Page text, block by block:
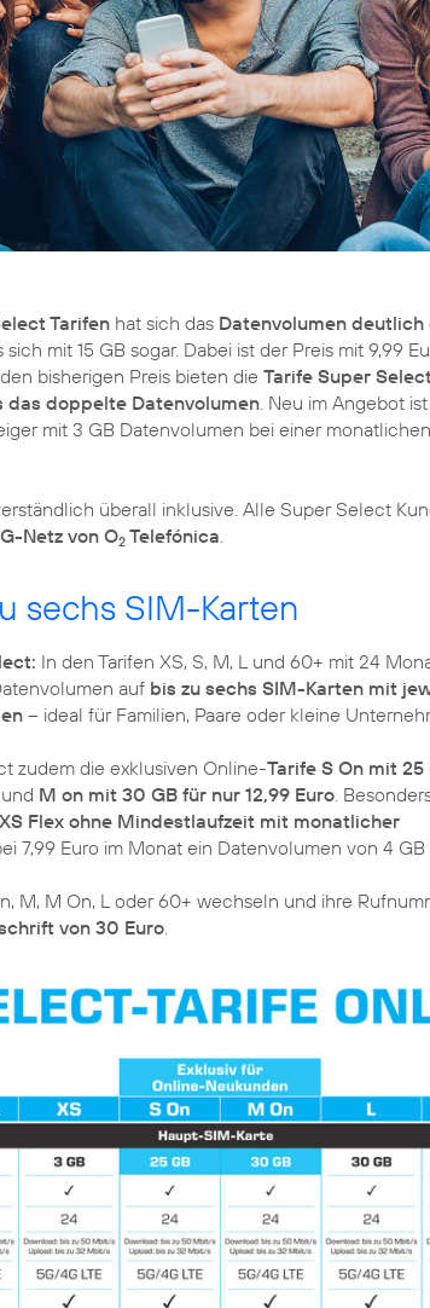
Tarifen hat sich das Datenvolumen deutlich
mit 15 GB sogar. Dabei ist der Preis mit 9,99
bisherigen Preis bieten die Tarife Super
doppelte Datenvolumen. Neu im Angebot
mit 3 GB Datenvolumen bei einer
überall inklusive. Alle Super Select
Netz von O2 Telefónica.
sechs SIM-Karten
In den Tarifen XS, S, M, L und 60+ mit 24
auf bis zu sechs SIM-Karten mit
– ideal für Familien, Paare oder kleine
zudem die exklusiven Online-Tarife S On mit 25
und M on mit 30 GB für nur 12,99 Euro.
Flex ohne Mindestlaufzeit mit monatlicher
7,99 Euro im Monat ein Datenvolumen von 4
M, M On, L oder 60+ wechseln und ihre
von 30 Euro.